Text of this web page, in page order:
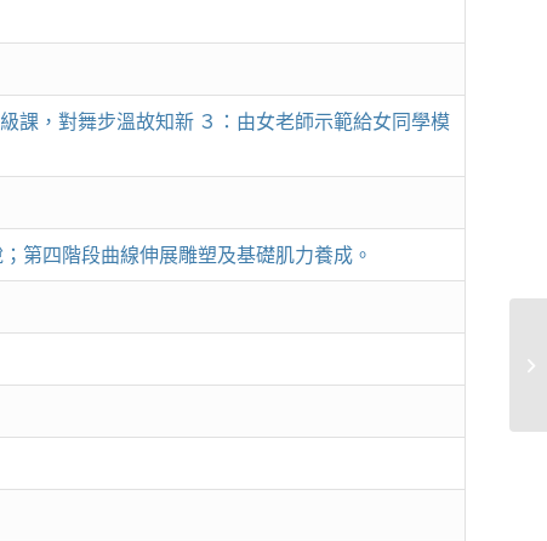
課，對舞步溫故知新 ３：由女老師示範給女同學模
第四階段曲線伸展雕塑及基礎肌力養成。